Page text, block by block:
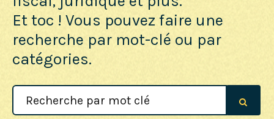
Et toc ! Vous pouvez faire une
recherche par mot-clé ou par
catégories.
For